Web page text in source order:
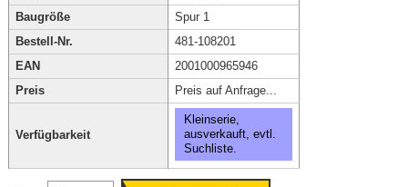
Baugröße
Spur 1
Bestell-Nr.
481-108201
EAN
2001000965946
Preis
Preis auf Anfrage...
Verfügbarkeit
Kleinserie,
ausverkauft, evtl.
Suchliste.